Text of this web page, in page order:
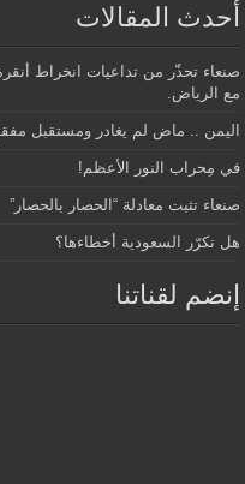
أحدث المقالات
صنعاء تحذّر من تداعيات انخراط
مع الرياض.
اليمن .. ماض لم يغادر ومستقبل
في مِحراب النور الأعظم!
صنعاء تثبت معادلة “الحصار بالحصار”
هل تكرّر السعودية أخطاءها؟
إنضم لقناتنا